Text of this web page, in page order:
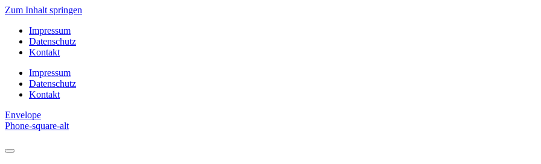
Zum Inhalt springen
Impressum
Datenschutz
Kontakt
Impressum
Datenschutz
Kontakt
Envelope
Phone-square-alt